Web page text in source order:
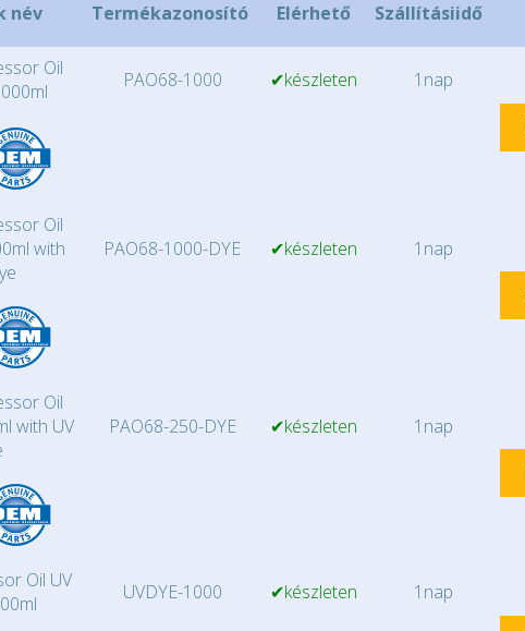
név Termékazonosító Elérhető Szállításiidő
Oil
PAO68-1000 ✔készleten
1nap
Oil
with
PAO68-1000-DYE ✔készleten
1nap
Oil
with UV
PAO68-250-DYE ✔készleten
1nap
Oil UV
UVDYE-1000 ✔készleten
1nap